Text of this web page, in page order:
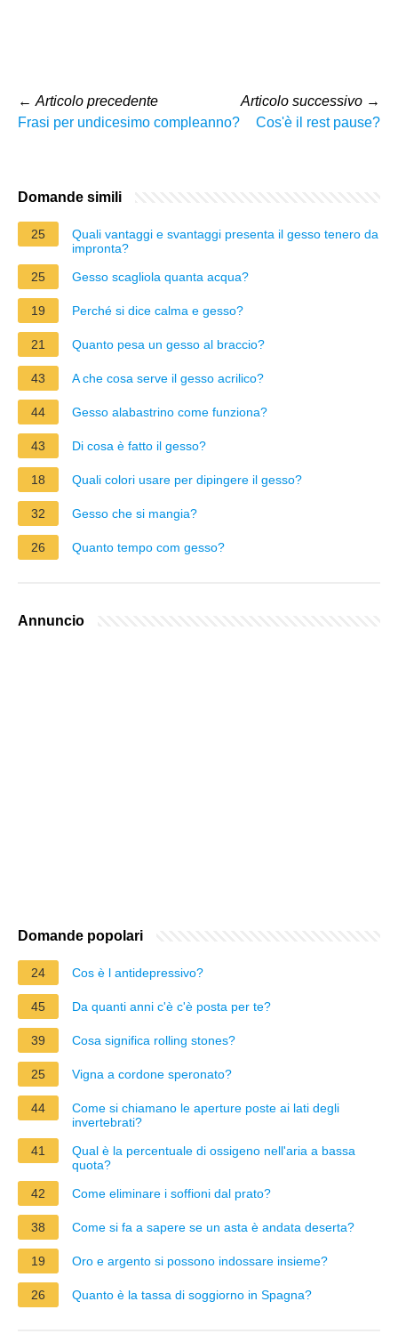
← Articolo precedente
Frasi per undicesimo compleanno?
Articolo successivo →
Cos'è il rest pause?
Domande simili
25
Quali vantaggi e svantaggi presenta il gesso tenero da
impronta?
25
Gesso scagliola quanta acqua?
19 Perché si dice calma e gesso?
21 Quanto pesa un gesso al braccio?
43 A che cosa serve il gesso acrilico?
44 Gesso alabastrino come funziona?
43 Di cosa è fatto il gesso?
18 Quali colori usare per dipingere il gesso?
32 Gesso che si mangia?
26 Quanto tempo com gesso?
Annuncio
Domande popolari
24 Cos è l antidepressivo?
45 Da quanti anni c'è c'è posta per te?
39 Cosa significa rolling stones?
25 Vigna a cordone speronato?
44
Come si chiamano le aperture poste ai lati degli
invertebrati?
41
Qual è la percentuale di ossigeno nell'aria a bassa
quota?
42
Come eliminare i soffioni dal prato?
38 Come si fa a sapere se un asta è andata deserta?
19 Oro e argento si possono indossare insieme?
26 Quanto è la tassa di soggiorno in Spagna?